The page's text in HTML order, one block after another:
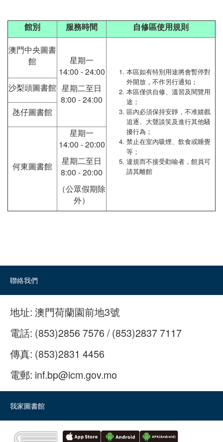
館別 服務時間
自修區使用規則
澳門中央圖書
館
星期一
14:00 - 24:00
星期二至日
8:00 - 24:00
本區如有特別用途將會暫停對
外開放，不作另行通知；
本區僅供自修、溫習及閱覽用
途；
區內必須保持安靜，不准嬉戲
追逐、大聲談笑及進行其他騷
擾行為；
禁止在室內吸煙、飲食或睡覺
等；
違規而不接受勸喻者，館員可
請其離館
沙梨頭圖書館
氹仔圖書館
何東圖書館
星期一
14:00 - 20:00
星期二至日
8:00 - 20:00
（公眾假期除
外）
聯絡我們
地址: 澳門荷蘭園前地3號
電話: (853)2856 7576 / (853)2837 7117
傳真: (853)2831 4456
電郵: inf.bp@icm.gov.mo
我家圖書館